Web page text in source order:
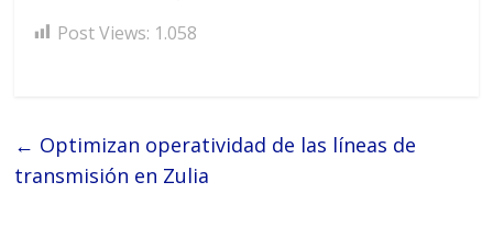
Post Views: 1.058
← Optimizan operatividad de las líneas de
transmisión en Zulia